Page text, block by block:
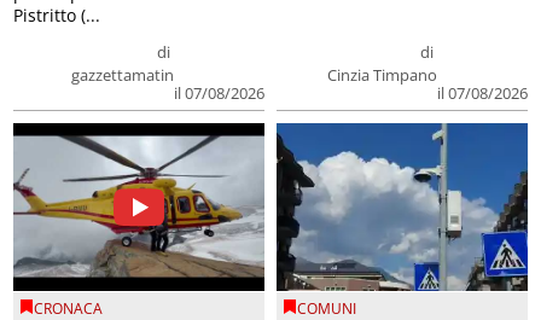
di
gazzettamatin
il 07/08/2026
Pistritto (...
di
Cinzia Timpano
il 07/08/2026
CRONACA COMUNI